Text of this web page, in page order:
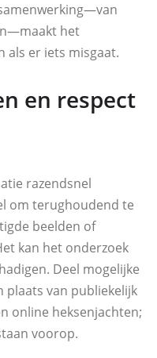
het
als er iets misgaat.
en respect
razendsnel
om terughoudend te
beelden of
kan het onderzoek
Deel mogelijke
plaats van publiekelijk
online heksenjachten;
voorop.